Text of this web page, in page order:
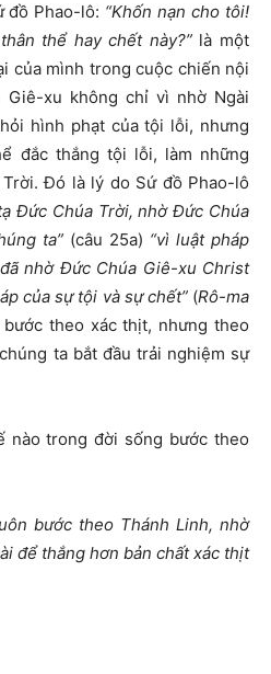
đồ Phao-lô: “Khốn nạn cho tôi!
thể hay chết này?”là một
của mình trong cuộc chiến nội
Giê-xu không chỉ vì nhờ Ngài
hình phạt của tội lỗi, nhưng
đắc thắng tội lỗi, làm những
Đó là lý do Sứ đồ Phao-lô
Đức Chúa Trời, nhờ Đức Chúa
ta” (câu 25a) “vì luật pháp
nhờ Đức Chúa Giê-xu Christ
của sự tội và sự chết”(Rô-ma
theo xác thịt, nhưng theo
ta bắt đầu trải nghiệm sự
nào trong đời sống bước theo
bước theo Thánh Linh, nhờ
để thắng hơn bản chất xác thịt